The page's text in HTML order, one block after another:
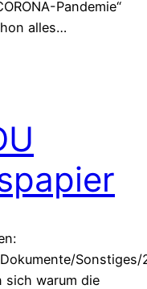
Pandemie“
alles…
Sonstiges/
sich warum die